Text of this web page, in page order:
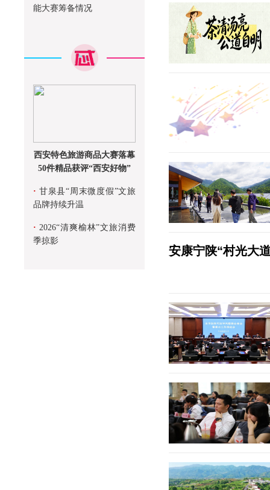
能大赛筹备情况
西安特色旅游商品大赛落幕
50件精品获评“西安好物”
· 甘泉县“周末微度假”文旅
品牌持续升温
· 2026“清爽榆林”文旅消费
季掠影
安康宁陕“村光大